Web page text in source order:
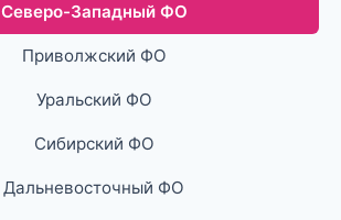
Северо-Западный ФО
Приволжский ФО
Уральский ФО
Сибирский ФО
Дальневосточный ФО